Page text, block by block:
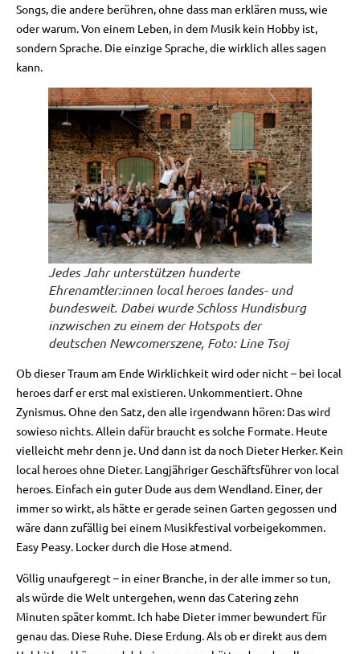
Songs, die andere berühren, ohne dass man erklären muss, wie
oder warum. Von einem Leben, in dem Musik kein Hobby ist,
sondern Sprache. Die einzige Sprache, die wirklich alles sagen
kann.
Jedes Jahr unterstützen hunderte
Ehrenamtler:innen local heroes landes- und
bundesweit. Dabei wurde Schloss Hundisburg
inzwischen zu einem der Hotspots der
deutschen Newcomerszene, Foto: Line Tsoj
Ob dieser Traum am Ende Wirklichkeit wird oder nicht – bei local
heroes darf er erst mal existieren. Unkommentiert. Ohne
Zynismus. Ohne den Satz, den alle irgendwann hören: Das wird
sowieso nichts. Allein dafür braucht es solche Formate. Heute
vielleicht mehr denn je. Und dann ist da noch Dieter Herker. Kein
local heroes ohne Dieter. Langjähriger Geschäftsführer von local
heroes. Einfach ein guter Dude aus dem Wendland. Einer, der
immer so wirkt, als hätte er gerade seinen Garten gegossen und
wäre dann zufällig bei einem Musikfestival vorbeigekommen.
Easy Peasy. Locker durch die Hose atmend.
Völlig unaufgeregt – in einer Branche, in der alle immer so tun,
als würde die Welt untergehen, wenn das Catering zehn
Minuten später kommt. Ich habe Dieter immer bewundert für
genau das. Diese Ruhe. Diese Erdung. Als ob er direkt aus dem